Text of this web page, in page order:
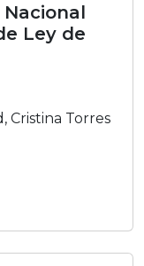
Ley de
Cristina Torres